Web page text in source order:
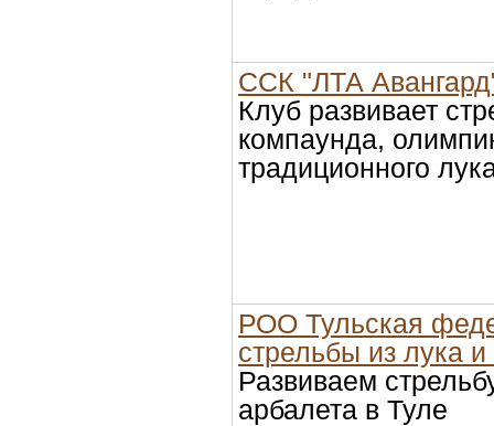
ССК "ЛТА
Клуб развивает
компаунда,
традиционного
РОО Тульская
стрельбы из лука
Развиваем
арбалета в Туле